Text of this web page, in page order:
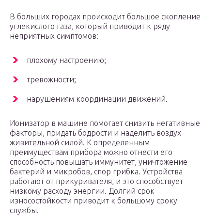
В больших городах происходит большое скопление
углекислого газа, который приводит к ряду
неприятных симптомов:
плохому настроению;
тревожности;
нарушениям координации движений.
Ионизатор в машине помогает снизить негативные
факторы, придать бодрости и наделить воздух
живительной силой. К определенным
преимуществам прибора можно отнести его
способность повышать иммунитет, уничтожение
бактерий и микробов, спор грибка. Устройства
работают от прикуривателя, и это способствует
низкому расходу энергии. Долгий срок
износостойкости приводит к большому сроку
службы.